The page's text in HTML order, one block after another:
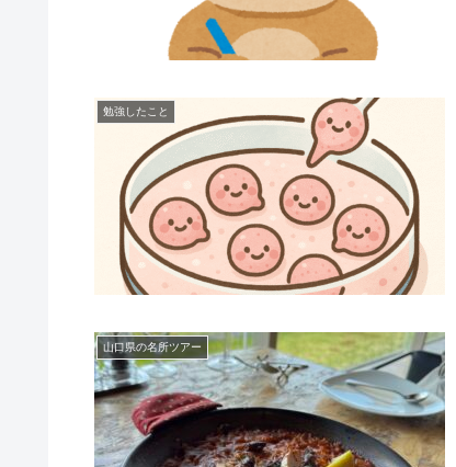
勉強したこと
山口県の名所ツアー